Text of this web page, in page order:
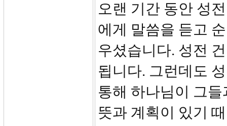
오랜 기간 동안 성
에게 말씀을 듣고
우셨습니다. 성전
됩니다. 그런데도
통해 하나님이 그
뜻과 계획이 있기